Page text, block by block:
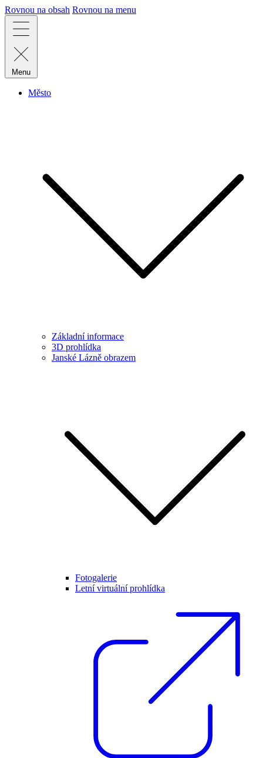
Rovnou na obsah Rovnou na menu
Menu
Město
Základní informace
3D prohlídka
Janské Lázně obrazem
Fotogalerie
Letní virtuální prohlídka